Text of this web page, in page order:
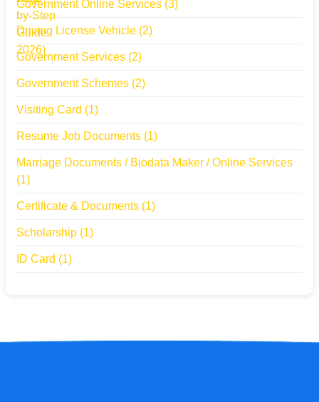
Government Online Services (3)
Driving License Vehicle (2)
Government Services (2)
Government Schemes (2)
Visiting Card (1)
Resume Job Documents (1)
Marriage Documents / Biodata Maker / Online Services
(1)
Certificate & Documents (1)
Scholarship (1)
ID Card (1)